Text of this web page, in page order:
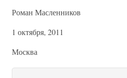
Роман Масленников
1 октября, 2011
Москва